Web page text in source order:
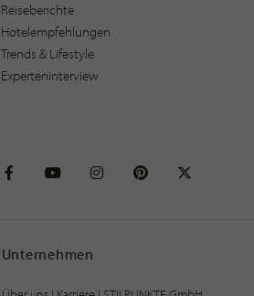
Reiseberichte
Hotelempfehlungen
Trends & Lifestyle
Experteninterview
Unternehmen